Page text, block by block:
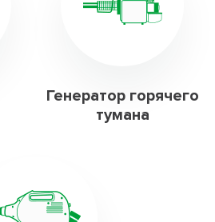
Генератор горячего
тумана